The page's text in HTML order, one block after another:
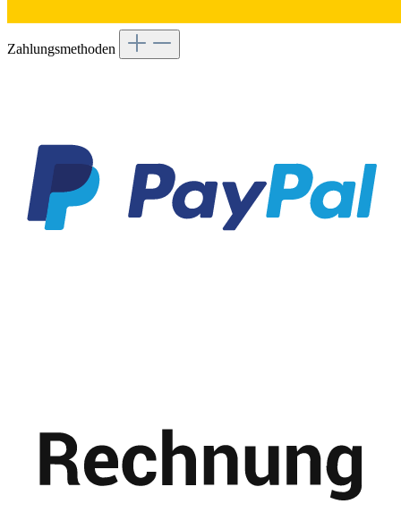
Zahlungsmethoden